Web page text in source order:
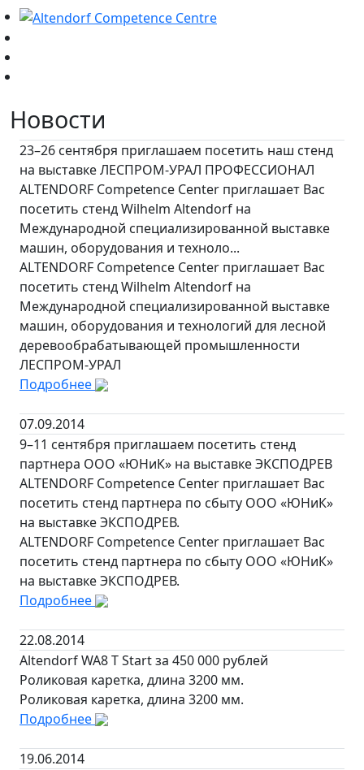
Новости
23–26 сентября приглашаем посетить наш стенд
на выставке ЛЕСПРОМ-УРАЛ ПРОФЕССИОНАЛ
ALTENDORF Competence Center приглашает Вас
посетить стенд Wilhelm Altendorf на
Международной специализированной выставке
машин, оборудования и техноло...
ALTENDORF Competence Center приглашает Вас
посетить стенд Wilhelm Altendorf на
Международной специализированной выставке
машин, оборудования и технологий для лесной
деревообрабатывающей промышленности
ЛЕСПРОМ-УРАЛ
Подробнее
07.09.2014
9–11 сентября приглашаем посетить стенд
партнера ООО «ЮНиК» на выставке ЭКСПОДРЕВ
ALTENDORF Competence Center приглашает Вас
посетить стенд партнера по сбыту ООО «ЮНиК»
на выставке ЭКСПОДРЕВ.
ALTENDORF Competence Center приглашает Вас
посетить стенд партнера по сбыту ООО «ЮНиК»
на выставке ЭКСПОДРЕВ.
Подробнее
22.08.2014
Altendorf WA8 T Start за 450 000 рублей
Роликовая каретка, длина 3200 мм.
Роликовая каретка, длина 3200 мм.
Подробнее
19.06.2014